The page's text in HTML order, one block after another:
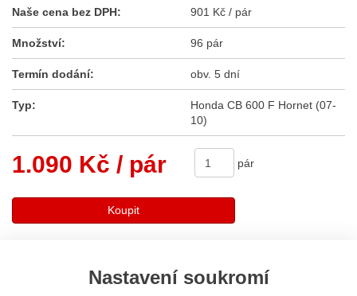
Nastavení soukromí
Naše cena bez DPH: 901 Kč / pár
Množství: 96 pár
Termín dodání: obv. 5 dní
Typ:
Honda CB 600 F Hornet (07-
10)
1.090 Kč / pár pár
Koupit